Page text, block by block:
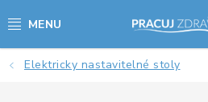
na
AKCE - SLEVY - VÝPRODEJ
Elektricky nastavitelné stoly